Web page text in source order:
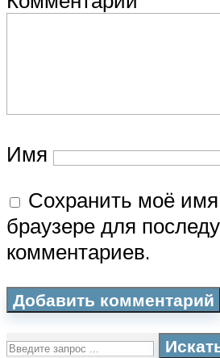
Имя
Сохранить моё
браузере для
комментариев.